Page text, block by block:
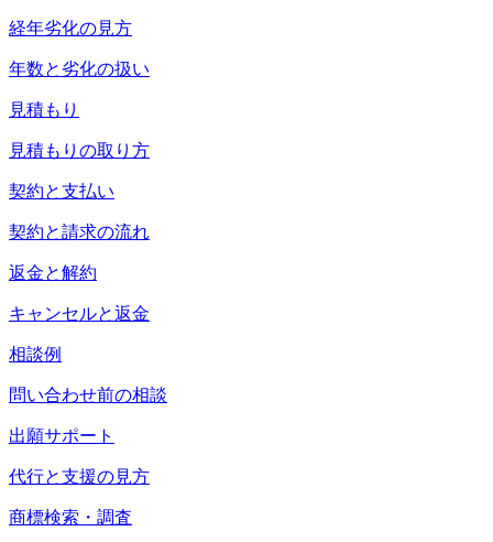
経年劣化の見方
年数と劣化の扱い
見積もり
見積もりの取り方
契約と支払い
契約と請求の流れ
返金と解約
キャンセルと返金
相談例
問い合わせ前の相談
出願サポート
代行と支援の見方
商標検索・調査